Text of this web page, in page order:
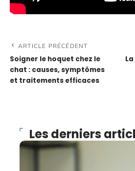
ARTICLE PRÉCÉDENT
Soigner le hoquet chez le
chat : causes, symptômes
et traitements efficaces
Les derniers